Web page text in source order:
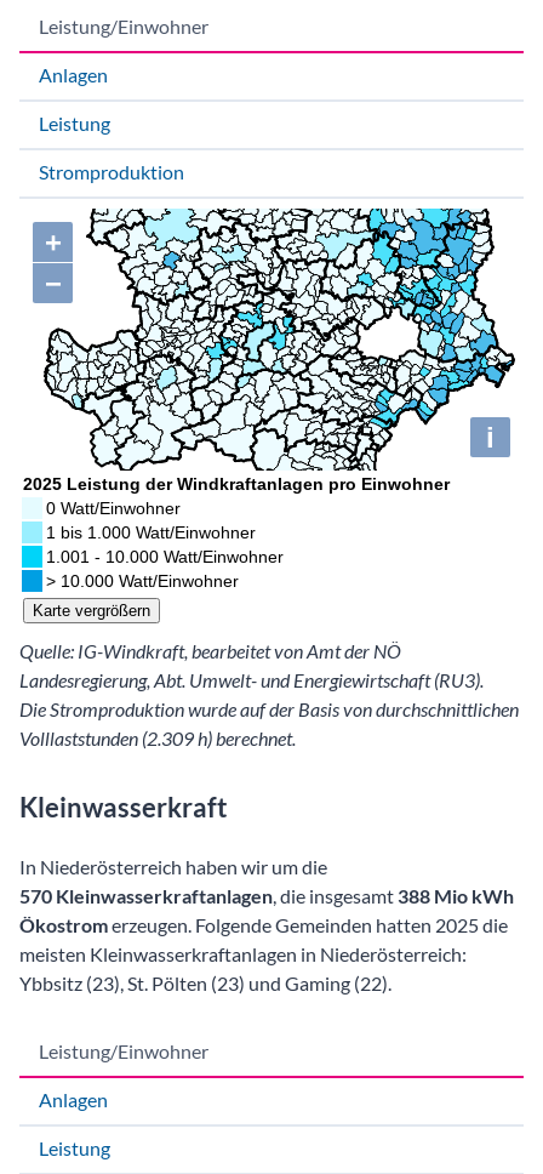
Leistung/Einwohner
Anlagen
Leistung
Stromproduktion
Quelle: IG-Windkraft, bearbeitet von Amt der NÖ
Landesregierung, Abt. Umwelt- und Energiewirtschaft (RU3).
Die Stromproduktion wurde auf der Basis von durchschnittlichen
Volllaststunden (2.309 h) berechnet.
Kleinwasserkraft
In Niederösterreich haben wir um die
570 Kleinwasserkraftanlagen, die insgesamt 388 Mio kWh
Ökostromerzeugen. Folgende Gemeinden hatten 2025 die
meisten Kleinwasserkraftanlagen in Niederösterreich:
Ybbsitz (23), St. Pölten (23) und Gaming (22).
Leistung/Einwohner
Anlagen
Leistung